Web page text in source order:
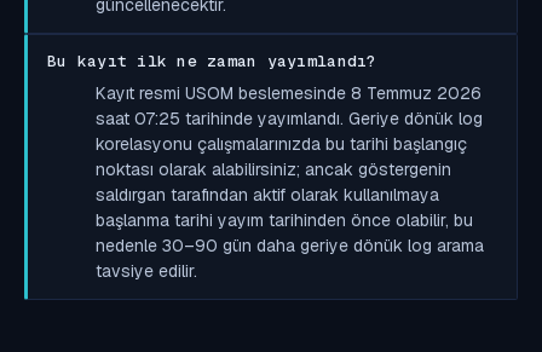
Bu kayıt ilk ne zaman yayımlandı?
Kayıt resmi USOM beslemesinde 8 Temmuz 2026
saat 07:25 tarihinde yayımlandı. Geriye dönük log
korelasyonu çalışmalarınızda bu tarihi başlangıç
noktası olarak alabilirsiniz; ancak göstergenin
saldırgan tarafından aktif olarak kullanılmaya
başlanma tarihi yayım tarihinden önce olabilir, bu
nedenle 30–90 gün daha geriye dönük log arama
tavsiye edilir.